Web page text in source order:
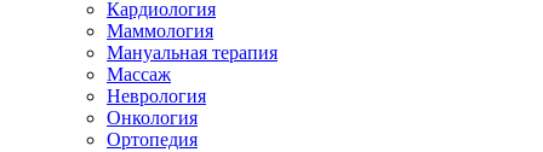
Кардиология
Маммология
Мануальная терапия
Массаж
Неврология
Онкология
Ортопедия